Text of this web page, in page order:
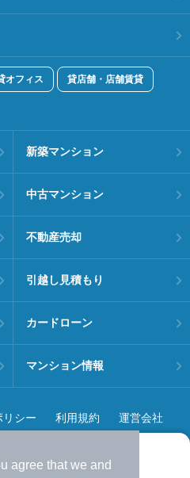
agree that we and
すくなった
オフィス 貸店舗・店舗賃貸
新築マンション
中古マンション
不動産売却
引越し見積もり
カードローン
マンション情報
リシー 利用規約 運営会社